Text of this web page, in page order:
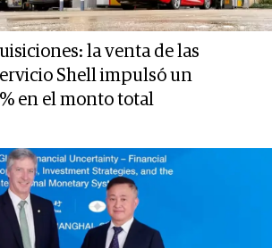
la venta de las
Shell impulsó un
en el monto total